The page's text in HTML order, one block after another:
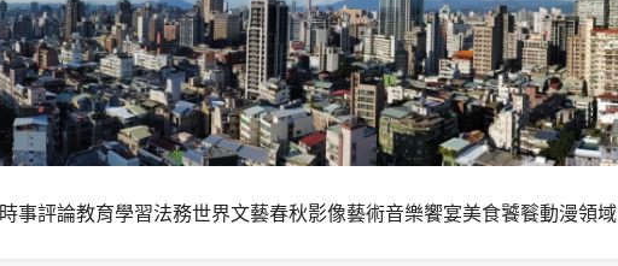
時事評論教育學習法務世界文藝春秋影像藝術音樂饗宴美食饕餮動漫領域